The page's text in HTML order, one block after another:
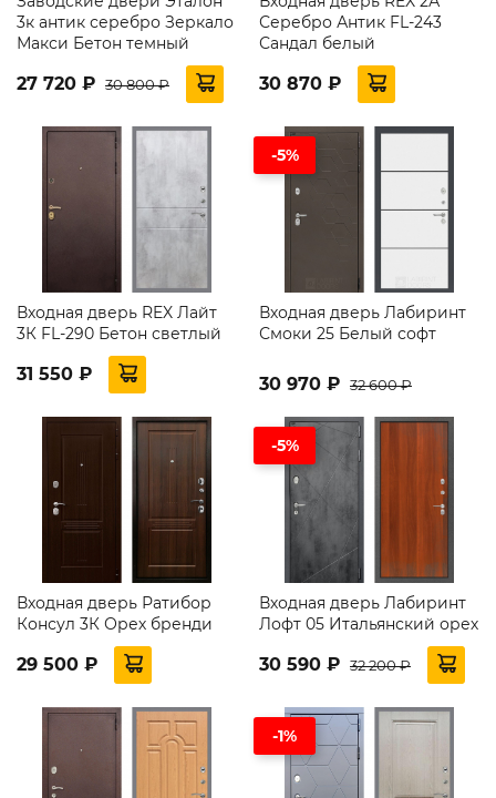
3к антик серебро Зеркало
Макси Бетон темный
27 720 ₽ 30 800 ₽
Серебро Антик FL-243
Сандал белый
30 870 ₽
Входная дверь REX Лайт
3К FL-290 Бетон светлый
31 550 ₽
-5%
Входная дверь Лабиринт
Смоки 25 Белый софт
30 970 ₽ 32 600 ₽
Входная дверь Ратибор
Консул 3К Орех бренди
29 500 ₽
-5%
Входная дверь Лабиринт
Лофт 05 Итальянский орех
30 590 ₽ 32 200 ₽
-1%